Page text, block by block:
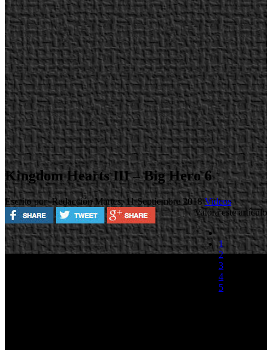
Kingdom Hearts III – Big Hero 6
Escrito por RedacciónMartes, 11 Septiembre 2018Videos
Valora este artículo
1
2
3
4
5